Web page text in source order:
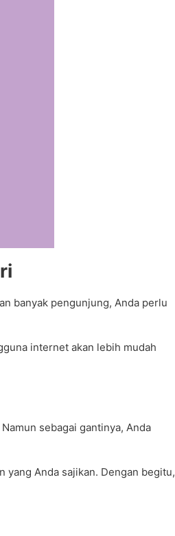
banyak pengunjung, Anda perlu
internet akan lebih mudah
sebagai gantinya, Anda
yang Anda sajikan. Dengan begitu,